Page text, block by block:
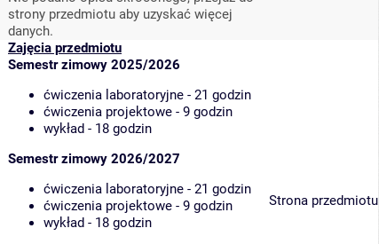
strony przedmiotu aby uzyskać więcej
danych.
Zajęcia przedmiotu
Semestr zimowy 2025/2026
ćwiczenia laboratoryjne - 21 godzin
ćwiczenia projektowe - 9 godzin
wykład - 18 godzin
Semestr zimowy 2026/2027
ćwiczenia laboratoryjne - 21 godzin
ćwiczenia projektowe - 9 godzin
wykład - 18 godzin
Strona przedmiotu